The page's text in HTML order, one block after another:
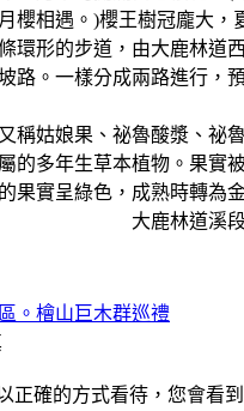
櫻相遇。)櫻王樹冠龐大，
環形的步道，由大鹿林道
路。一樣分成兩路進行，
稱姑娘果、祕魯酸漿、祕
的多年生草本植物。果實
果實呈綠色，成熟時轉為
。 大鹿林道溪段
。檜山巨木群巡禮
正確的方式看待，您會看